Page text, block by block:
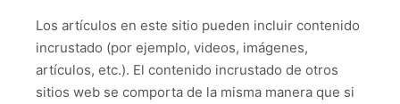
Los artículos en este sitio pueden incluir contenido
incrustado (por ejemplo, videos, imágenes,
artículos, etc.). El contenido incrustado de otros
sitios web se comporta de la misma manera que si